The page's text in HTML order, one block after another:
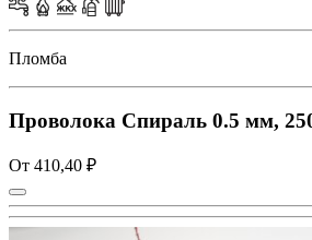
Пломба
Проволока Спираль 0.5 мм,
От 410,40 ₽